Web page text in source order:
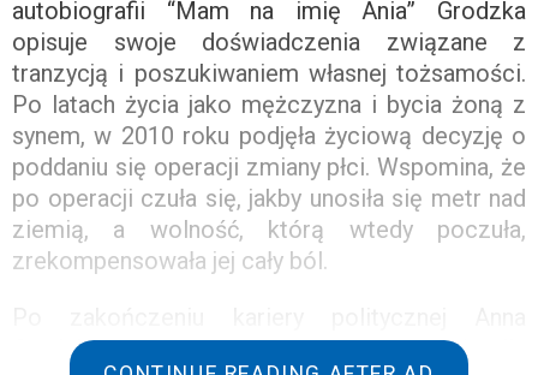
autobiografii “Mam na imię Ania” Grodzka
opisuje swoje doświadczenia związane z
tranzycją i poszukiwaniem własnej tożsamości.
Po latach życia jako mężczyzna i bycia żoną z
synem, w 2010 roku podjęła życiową decyzję o
poddaniu się operacji zmiany płci. Wspomina, że
po operacji czuła się, jakby unosiła się metr nad
ziemią, a wolność, którą wtedy poczuła,
zrekompensowała jej cały ból.
Grodzka zajęła się muzyką. W wywiadzie dla